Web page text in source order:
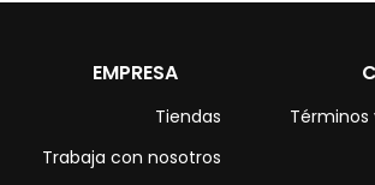
EMPRESA
Tiendas
Trabaja con nosotros